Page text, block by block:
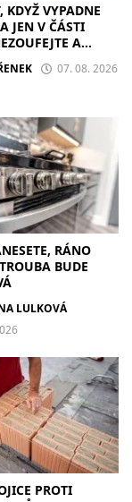
KDYŽ VYPADNE
JEN V ČÁSTI
A
S CHLADNOU
07. 08. 2026
RÁNO
BUDE
LULKOVÁ
PROTI